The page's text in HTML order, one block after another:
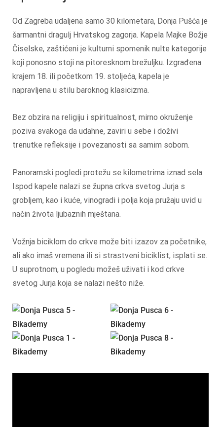
Od Zagreba udaljena samo 30 kilometara, Donja Pušća je
šarmantni dragulj Hrvatskog zagorja. Kapela Majke Božje
Čiselske, zaštićeni je kulturni spomenik nulte kategorije
koji ponosno stoji na pitoresknom brežuljku. Izgrađena
krajem 18. ili početkom 19. stoljeća, kapela je
napravljena u stilu baroknog klasicizma.
Bez obzira na religiju i spiritualnost, mirno okruženje
poziva svakoga da udahne, zaviri u sebe i doživi
trenutke refleksije i povezanosti sa samim sobom.
Panoramski pogledi protežu se kilometrima iznad sela.
Ispod kapele nalazi se župna crkva svetog Jurja s
grobljem, kao i kuće, vinogradi i polja koja pružaju uvid u
način života ljubaznih mještana.
Vožnja biciklom do crkve može biti izazov za početnike,
ali ako imaš vremena ili si strastveni biciklist, isplati se.
U suprotnom, u pogledu možeš uživati i kod crkve
svetog Jurja koja se nalazi nešto niže.